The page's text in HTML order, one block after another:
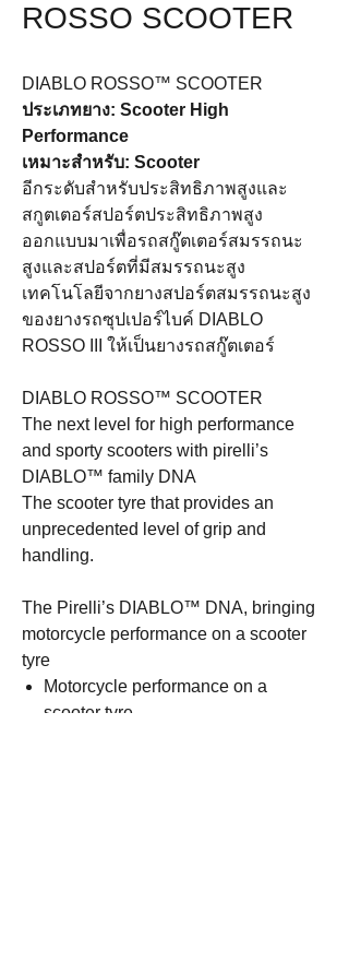
ROSSO SCOOTER
DIABLO ROSSO™ SCOOTER
ประเภทยาง: Scooter High
Performance
เหมาะสำหรับ: Scooter
อีกระดับสำหรับประสิทธิภาพสูงและ
สกูตเตอร์สปอร์ตประสิทธิภาพสูง
ออกแบบมาเพื่อรถสกู๊ตเตอร์สมรรถนะ
สูงและสปอร์ตที่มีสมรรถนะสูง
เทคโนโลยีจากยางสปอร์ตสมรรถนะสูง
ของยางรถซุปเปอร์ไบค์ DIABLO
ROSSO III ให้เป็นยางรถสกู๊ตเตอร์
DIABLO ROSSO™ SCOOTER
The next level for high performance
and sporty scooters with pirelli’s
DIABLO™ family DNA
The scooter tyre that provides an
unprecedented level of grip and
handling.
The Pirelli’s DIABLO™ DNA, bringing
motorcycle performance on a scooter
tyre
Motorcycle performance on a
scooter tyre